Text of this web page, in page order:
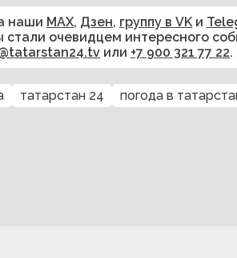
наши MAX, Дзен, группу в VK и
стали очевидцем интересного
или +7 900 321 77 22.
татарстан 24 погода в